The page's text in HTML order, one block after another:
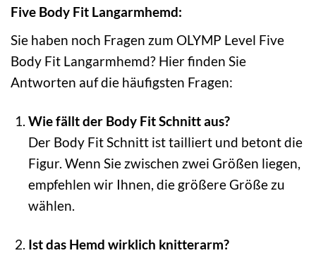
Five Body Fit Langarmhemd:
Sie haben noch Fragen zum OLYMP Level Five
Body Fit Langarmhemd? Hier finden Sie
Antworten auf die häufigsten Fragen:
Wie fällt der Body Fit Schnitt aus?
Der Body Fit Schnitt ist tailliert und betont die
Figur. Wenn Sie zwischen zwei Größen liegen,
empfehlen wir Ihnen, die größere Größe zu
wählen.
Ist das Hemd wirklich knitterarm?